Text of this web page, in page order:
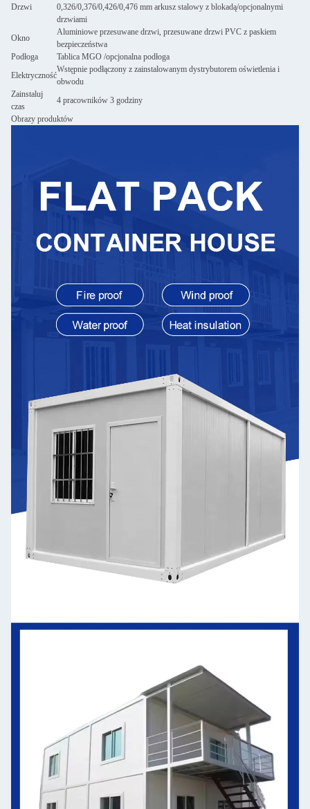
Drzwi
0,326/0,376/0,426/0,476 mm arkusz stalowy z blokadą/opcjonalnymi
drzwiami
Okno
Aluminiowe przesuwane drzwi, przesuwane drzwi PVC z paskiem
bezpieczeństwa
Podłoga
Tablica MGO /opcjonalna podłoga
Elektryczność
Wstępnie podłączony z zainstalowanym dystrybutorem oświetlenia i
obwodu
Zainstaluj
czas
4 pracowników 3 godziny
Obrazy produktów